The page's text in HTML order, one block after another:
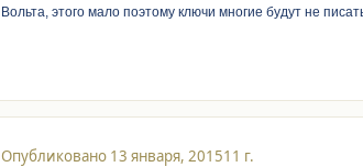
Вольта, этого мало поэтому ключи многие будут не
Опубликовано 13 января, 201511 г.